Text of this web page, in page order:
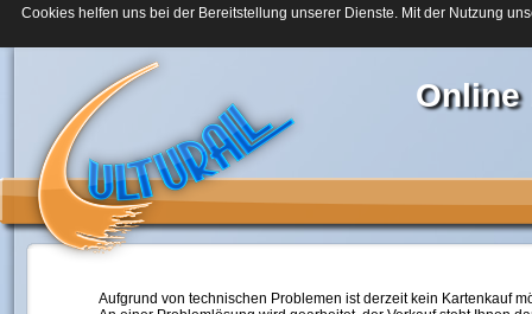
Cookies helfen uns bei der Bereitstellung unserer Dienste. Mit der Nutzung
Online
Aufgrund von technischen Problemen ist derzeit kein Kartenkauf